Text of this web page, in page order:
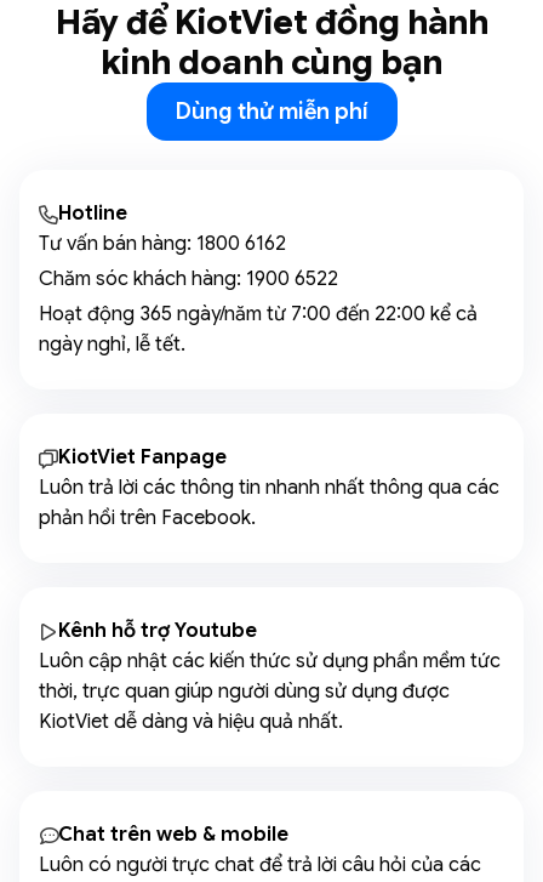
Hãy để KiotViet đồng hành
kinh doanh cùng bạn
Dùng thử miễn phí
Hotline
Tư vấn bán hàng: 1800 6162
Chăm sóc khách hàng: 1900 6522
Hoạt động 365 ngày/năm từ 7:00 đến 22:00 kể cả
ngày nghỉ, lễ tết.
KiotViet Fanpage
Luôn trả lời các thông tin nhanh nhất thông qua các
phản hồi trên Facebook.
Kênh hỗ trợ Youtube
Luôn cập nhật các kiến thức sử dụng phần mềm tức
thời, trực quan giúp người dùng sử dụng được
KiotViet dễ dàng và hiệu quả nhất.
Chat trên web & mobile
Luôn có người trực chat để trả lời câu hỏi của các